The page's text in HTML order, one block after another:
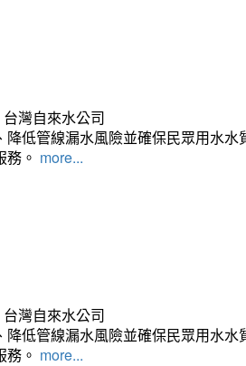
灣自來水公司
降低管線漏水風險並確保民眾用水
。 more...
灣自來水公司
降低管線漏水風險並確保民眾用水
。 more...